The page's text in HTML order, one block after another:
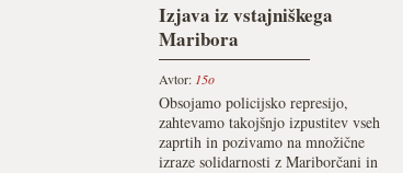
Izjava iz vstajniškega
Maribora
Avtor: 15o
Obsojamo policijsko represijo,
zahtevamo takojšnjo izpustitev vseh
zaprtih in pozivamo na množične
izraze solidarnosti z Mariborčani in